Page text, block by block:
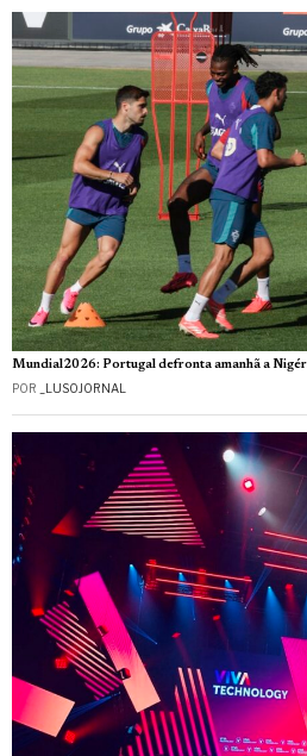
Mundial2026: Portugal defronta amanhã a
POR _LUSOJORNAL